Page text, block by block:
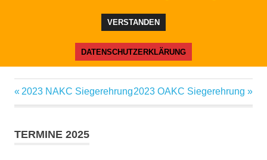
adac ehrung 05
Beitragsnavigation
Vorheriger
Beitrag:
2023 NAKC SiegerehrungNächster
Beitrag:
2023 OAKC Siegerehrung
TERMINE 2025
VERSTANDEN
DATENSCHUTZERKLÄRUNG